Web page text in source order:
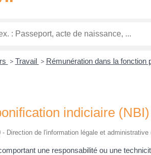
> Travail > Rémunération dans la fonction
indiciaire (NBI)
- Direction de l'information légale et administrative
une responsabilité ou une